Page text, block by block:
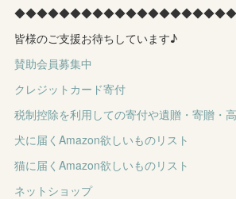
皆様のご支援お待ちしています♪
賛助会員募集中
クレジットカード寄付
税制控除を利用しての寄付や遺贈・寄贈・
犬に届くAmazon欲しいものリスト
猫に届くAmazon欲しいものリスト
ネットショップ